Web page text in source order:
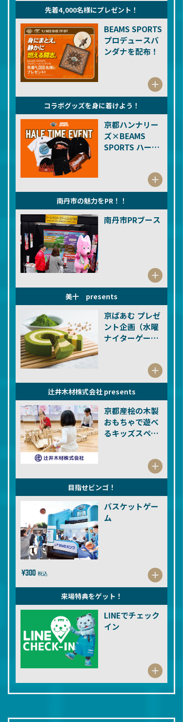
先着4,000名様にプレゼント！
BEAMS SPORTS
プロデュースバ
ンダナを配布！
コラボグッズを身に着けよう！
京都ハンナリー
ズ×BEAMS
SPORTS ハーフ
南丹市の魅力をPR！！
南丹市PRブース
美十 presents
京ばあむ プレゼ
ント企画（水曜
ナイターゲーム
辻井木材株式会社 presents
京都産桧の木製
おもちゃで遊べ
るキッズスペー
目指せビンゴ！
バスケットゲー
ム
¥300 税込
来場特典をゲット！
LINEでチェック
イン